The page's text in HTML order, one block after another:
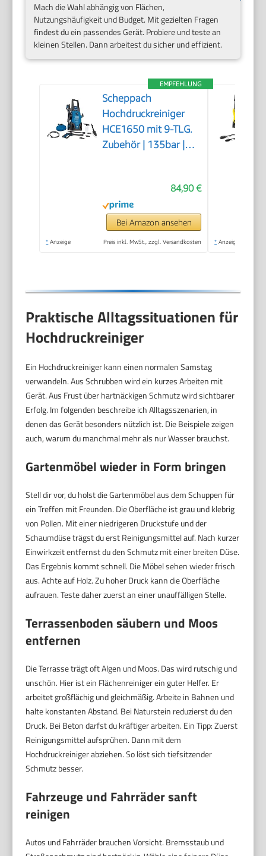
Mach die Wahl abhängig von Flächen,
Nutzungshäufigkeit und Budget. Mit gezielten Fragen
findest du ein passendes Gerät. Probiere und teste an
kleinen Stellen. Dann arbeitest du sicher und effizient.
EMPFEHLUNG
Scheppach
Hochdruckreiniger
HCE1650 mit 9-TLG.
Zubehör | 135bar |
max. Fördermenge:
408 L/h | Quick
Connect System |
Ansaugfunktion &
84,90 €
Bei Amazon ansehen
* Anzeige Preis inkl. MwSt., zzgl. Versandkosten * Anzeige
Praktische Alltagssituationen für
Hochdruckreiniger
Ein Hochdruckreiniger kann einen normalen Samstag
verwandeln. Aus Schrubben wird ein kurzes Arbeiten mit
Gerät. Aus Frust über hartnäckigen Schmutz wird sichtbarer
Erfolg. Im folgenden beschreibe ich Alltagsszenarien, in
denen das Gerät besonders nützlich ist. Die Beispiele zeigen
auch, warum du manchmal mehr als nur Wasser brauchst.
Gartenmöbel wieder in Form bringen
Stell dir vor, du holst die Gartenmöbel aus dem Schuppen für
ein Treffen mit Freunden. Die Oberfläche ist grau und klebrig
von Pollen. Mit einer niedrigeren Druckstufe und der
Schaumdüse trägst du erst Reinigungsmittel auf. Nach kurzer
Einwirkzeit entfernst du den Schmutz mit einer breiten Düse.
Das Ergebnis kommt schnell. Die Möbel sehen wieder frisch
aus. Achte auf Holz. Zu hoher Druck kann die Oberfläche
aufrauen. Teste daher zuerst an einer unauffälligen Stelle.
Terrassenboden säubern und Moos
entfernen
Die Terrasse trägt oft Algen und Moos. Das wird rutschig und
unschön. Hier ist ein Flächenreiniger ein guter Helfer. Er
arbeitet großflächig und gleichmäßig. Arbeite in Bahnen und
halte konstanten Abstand. Bei Naturstein reduzierst du den
Druck. Bei Beton darfst du kräftiger arbeiten. Ein Tipp: Zuerst
Reinigungsmittel aufsprühen. Dann mit dem
Hochdruckreiniger abziehen. So löst sich tiefsitzender
Schmutz besser.
Fahrzeuge und Fahrräder sanft
reinigen
Autos und Fahrräder brauchen Vorsicht. Bremsstaub und